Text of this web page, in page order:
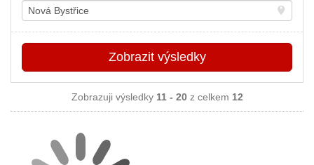
Místo
Zobrazit výsledky
Zobrazuji výsledky 11 - 20z celkem 12